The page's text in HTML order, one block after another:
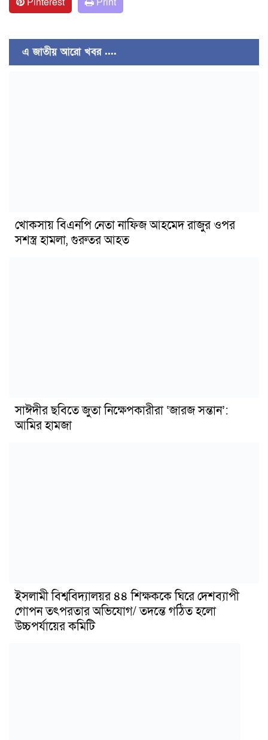
এ জাতীয় আরো খবর ....
খোকসায় বিএনপি নেতা নাফিজ আহমেদ রাজুর ওপর
সশস্ত্র হামলা, গুরুতর আহত
সাঈদীর ছবিতে জুতা নিক্ষেপকারীরা ‘জারজ সন্তান’:
আমির হামজা
ইসলামী বিশ্ববিদ্যালয়র ৪৪ শিক্ষককে ঘিরে দেশব্যাপী
গোপন তৎপরতার অভিযোগ/ তদন্তে গঠিত হলো
উচ্চপর্যায়ের কমিটি